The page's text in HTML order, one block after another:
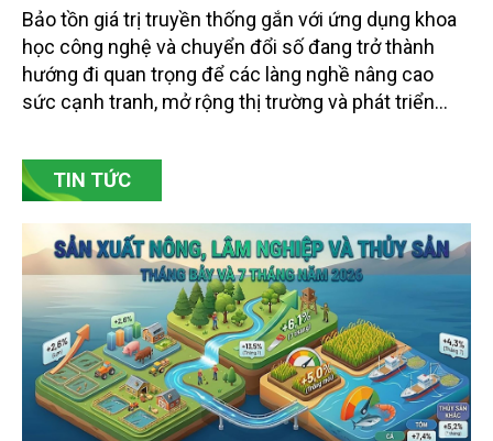
Bảo tồn giá trị truyền thống gắn với ứng dụng khoa
học công nghệ và chuyển đổi số đang trở thành
hướng đi quan trọng để các làng nghề nâng cao
sức cạnh tranh, mở rộng thị trường và phát triển
Bắc Ninh, nhiều nghệ nhân và cơ sở sản xuất đã
chủ động đổi mới tư duy, đầu tư công nghệ, xây
TIN TỨC